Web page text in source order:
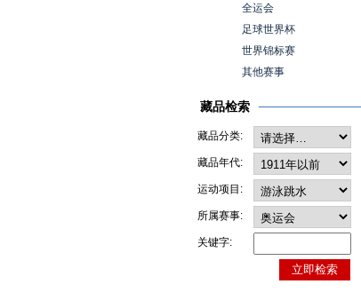
全运会
足球世界杯
世界锦标赛
其他赛事
藏品检索
藏品分类:
藏品年代:
运动项目:
所属赛事:
关键字: